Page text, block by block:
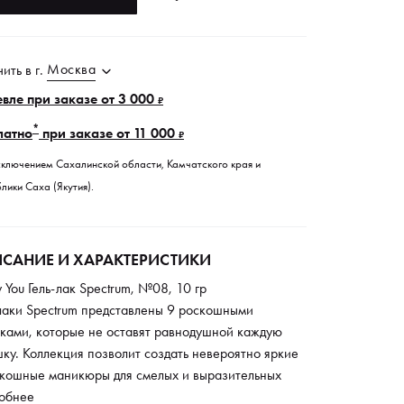
в г. Москва
при заказе от 3 000₽
* при заказе от 11 000₽
Сахалинской области, Камчатского края и
Саха (Якутия).
И ХАРАКТЕРИСТИКИ
You Гель-лак Spectrum, №08, 10 гр
Spectrum представлены 9 роскошными
которые не оставят равнодушной каждую
Коллекция позволит создать невероятно яркие
маникюры для смелых и выразительных
Все лаки данной серии идеально сочетаются